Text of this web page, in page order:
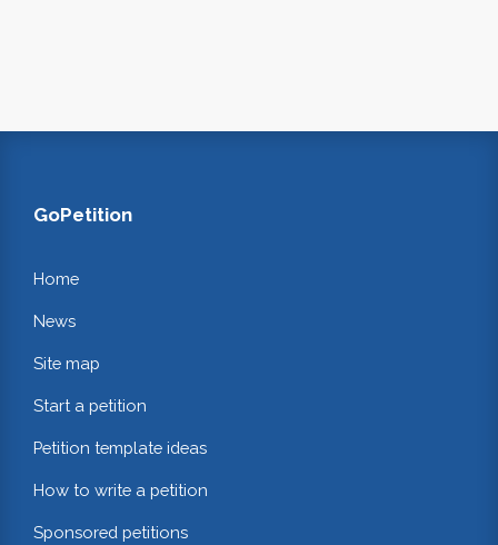
GoPetition
Home
News
Site map
Start a petition
Petition template ideas
How to write a petition
Sponsored petitions